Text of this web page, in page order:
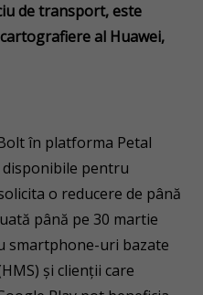
de transport, este
al Huawei,
în platforma Petal
pentru
o reducere de până
până pe 30 martie
smartphone-uri bazate
și clienții care